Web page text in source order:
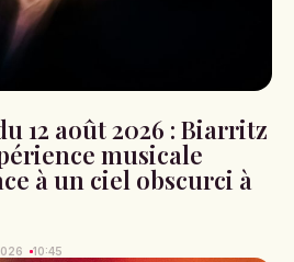
12 août 2026 : Biarritz
musicale
à un ciel obscurci à
10:45